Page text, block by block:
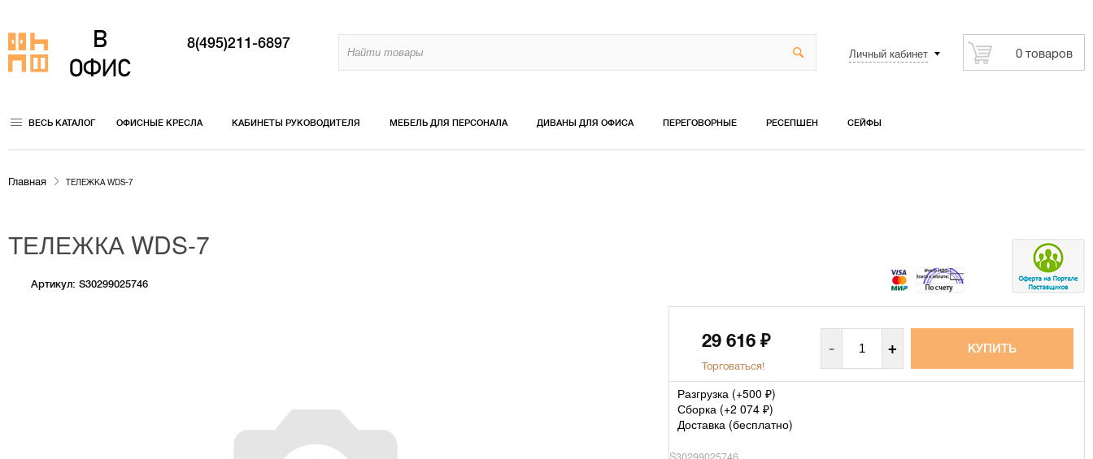
8(495)211-6897
Личный кабинет 0 товаров
ВЕСЬ КАТАЛОГ ОФИСНЫЕ КРЕСЛА КАБИНЕТЫ РУКОВОДИТЕЛЯ МЕБЕЛЬ ДЛЯ ПЕРСОНАЛА ДИВАНЫ ДЛЯ ОФИСА ПЕРЕГОВОРНЫЕ РЕСЕПШЕН СЕЙФЫ
Главная ТЕЛЕЖКА WDS-7
ТЕЛЕЖКА WDS-7
Артикул: S30299025746
29 616 ₽
Торговаться!
- +
Разгрузка (+500 ₽)
Сборка (+2 074 ₽)
Доставка (бесплатно)